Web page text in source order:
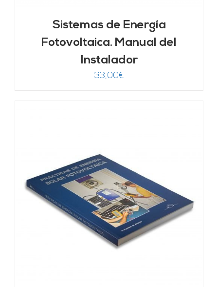
Sistemas de Energía
Fotovoltaica. Manual del
Instalador
33,00€